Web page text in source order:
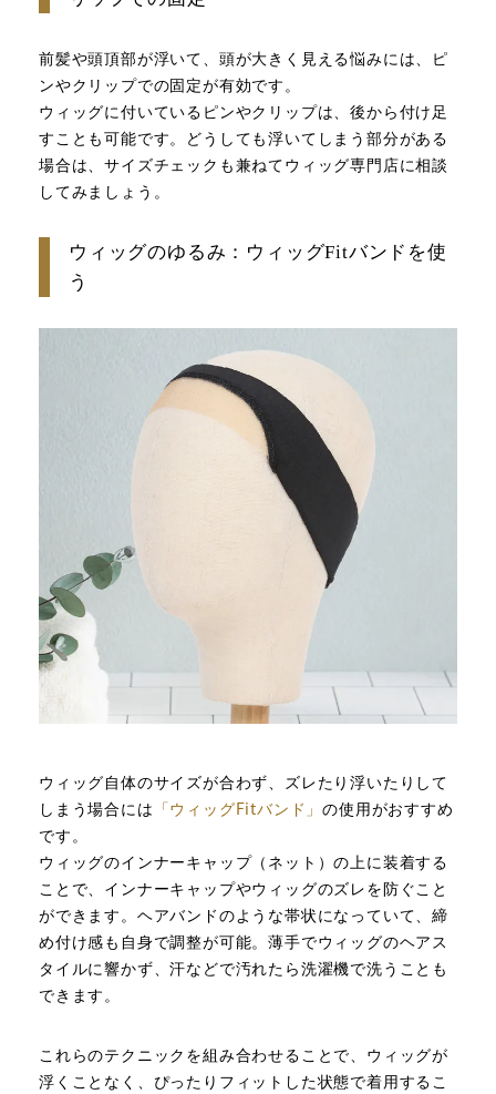
前髪や頭頂部が浮いて、頭が大きく見える悩みには、ピ
ンやクリップでの固定が有効です。
ウィッグに付いているピンやクリップは、後から付け足
すことも可能です。どうしても浮いてしまう部分がある
場合は、サイズチェックも兼ねてウィッグ専門店に相談
してみましょう。
ウィッグのゆるみ：ウィッグFitバンドを使
う
ウィッグ自体のサイズが合わず、ズレたり浮いたりして
しまう場合には 「ウィッグFitバンド」の使用がおすすめ
です。
ウィッグのインナーキャップ（ネット）の上に装着する
ことで、インナーキャップやウィッグのズレを防ぐこと
ができます。ヘアバンドのような帯状になっていて、締
め付け感も自身で調整が可能。薄手でウィッグのヘアス
タイルに響かず、汗などで汚れたら洗濯機で洗うことも
できます。
これらのテクニックを組み合わせることで、ウィッグが
浮くことなく、ぴったりフィットした状態で着用するこ